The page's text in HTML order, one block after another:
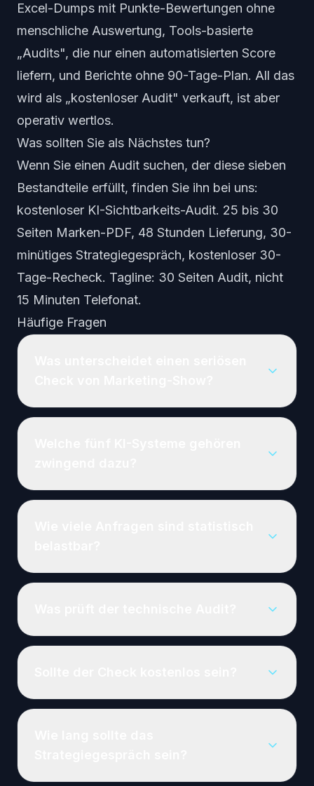
Excel-Dumps mit Punkte-Bewertungen ohne
menschliche Auswertung, Tools-basierte
„Audits", die nur einen automatisierten Score
liefern, und Berichte ohne 90-Tage-Plan. All das
wird als „kostenloser Audit" verkauft, ist aber
operativ wertlos.
Was sollten Sie als Nächstes tun?
Wenn Sie einen Audit suchen, der diese sieben
Bestandteile erfüllt, finden Sie ihn bei uns:
kostenloser KI-Sichtbarkeits-Audit. 25 bis 30
Seiten Marken-PDF, 48 Stunden Lieferung, 30-
minütiges Strategiegespräch, kostenloser 30-
Tage-Recheck. Tagline: 30 Seiten Audit, nicht
15 Minuten Telefonat.
Häufige Fragen